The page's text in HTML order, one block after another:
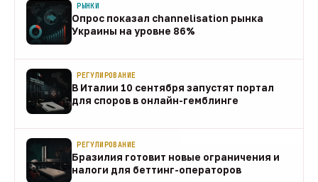
РЫНКИ
Опрос показал channelisation рынка
Украины на уровне 86%
РЕГУЛИРОВАНИЕ
В Италии 10 сентября запустят портал
для споров в онлайн-гемблинге
РЕГУЛИРОВАНИЕ
Бразилия готовит новые ограничения и
налоги для беттинг-операторов